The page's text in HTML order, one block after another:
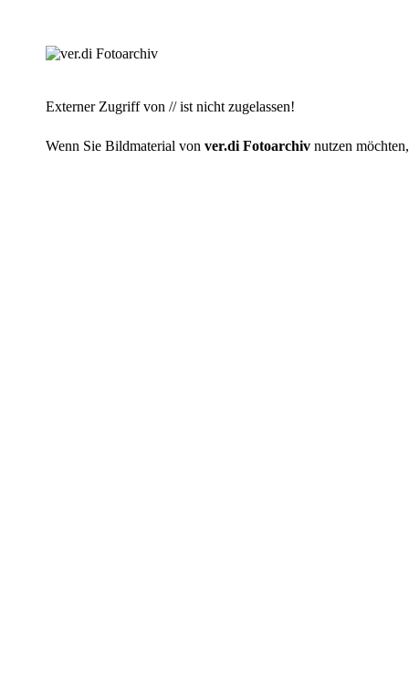
Externer Zugriff von // ist nicht zugelassen!
Wenn Sie Bildmaterial von ver.di Fotoarchiv nutzen